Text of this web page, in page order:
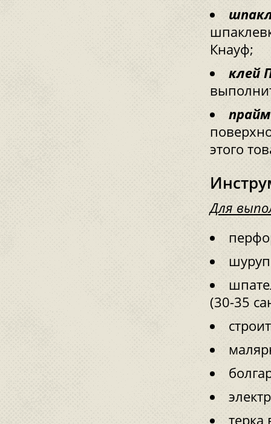
Кнауф;
клей
этого
Для
(30-35
терка